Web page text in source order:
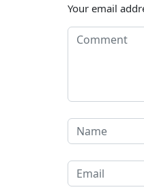
Your email